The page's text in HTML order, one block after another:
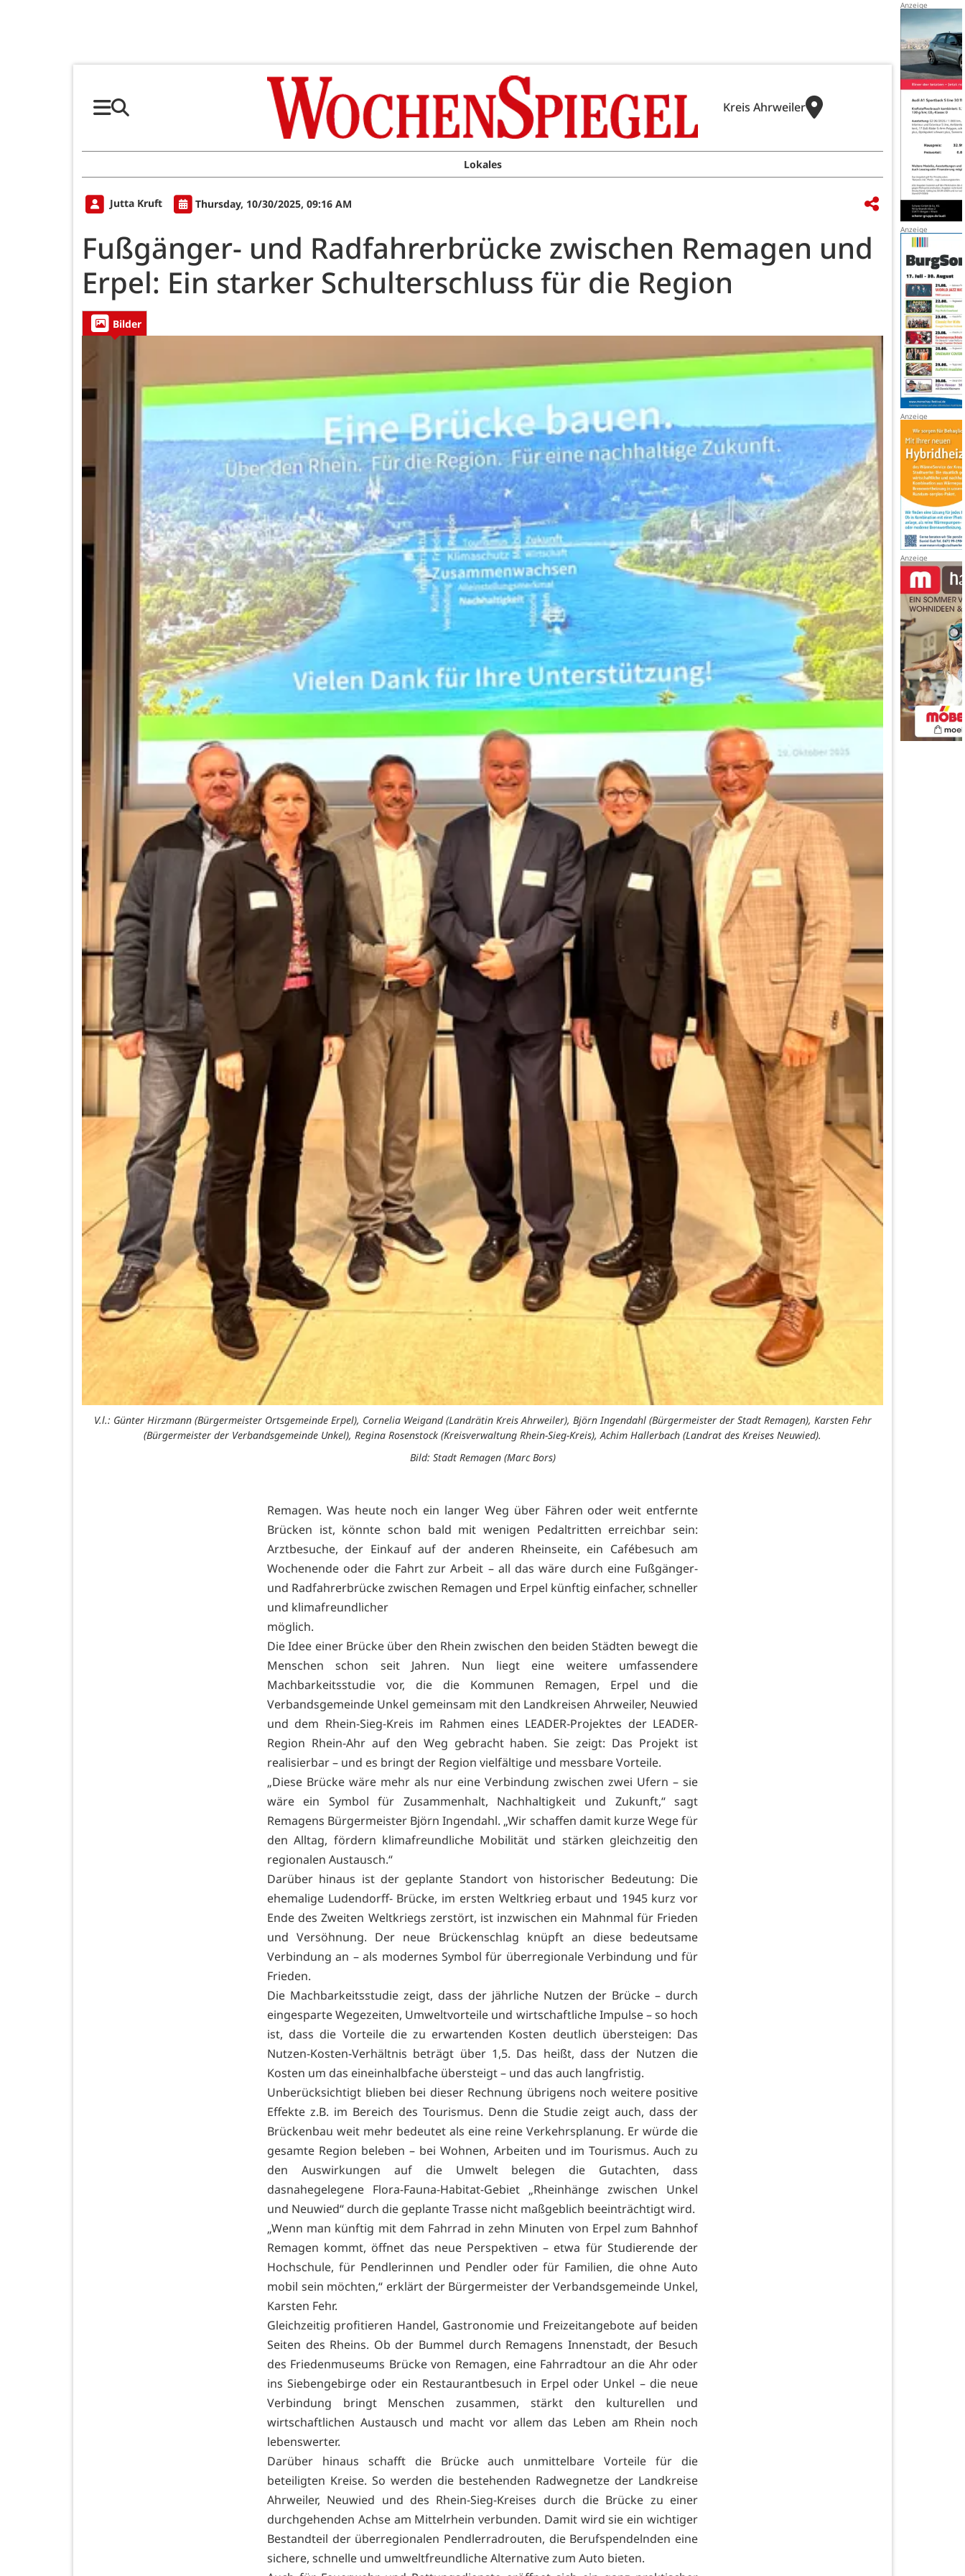
Kreis Ahrweiler
Lokales
Jutta Kruft Thursday, 10/30/2025, 09:16 AM
Fußgänger- und Radfahrerbrücke zwischen Remagen und
Erpel: Ein starker Schulterschluss für die Region
Bilder
V.l.: Günter Hirzmann (Bürgermeister Ortsgemeinde Erpel), Cornelia Weigand (Landrätin Kreis Ahrweiler), Björn Ingendahl (Bürgermeister der Stadt Remagen), Karsten Fehr
(Bürgermeister der Verbandsgemeinde Unkel), Regina Rosenstock (Kreisverwaltung Rhein-Sieg-Kreis), Achim Hallerbach (Landrat des Kreises Neuwied).
Bild: Stadt Remagen (Marc Bors)
Remagen. Was heute noch ein langer Weg über Fähren oder weit entfernte
Brücken ist, könnte schon bald mit wenigen Pedaltritten erreichbar sein:
Arztbesuche, der Einkauf auf der anderen Rheinseite, ein Cafébesuch am
Wochenende oder die Fahrt zur Arbeit – all das wäre durch eine Fußgänger-
und Radfahrerbrücke zwischen Remagen und Erpel künftig einfacher, schneller
und klimafreundlicher
möglich.
Die Idee einer Brücke über den Rhein zwischen den beiden Städten bewegt die
Menschen schon seit Jahren. Nun liegt eine weitere umfassendere
Machbarkeitsstudie vor, die die Kommunen Remagen, Erpel und die
Verbandsgemeinde Unkel gemeinsam mit den Landkreisen Ahrweiler, Neuwied
und dem Rhein-Sieg-Kreis im Rahmen eines LEADER-Projektes der LEADER-
Region Rhein-Ahr auf den Weg gebracht haben. Sie zeigt: Das Projekt ist
realisierbar – und es bringt der Region vielfältige und messbare Vorteile.
„Diese Brücke wäre mehr als nur eine Verbindung zwischen zwei Ufern – sie
wäre ein Symbol für Zusammenhalt, Nachhaltigkeit und Zukunft,“ sagt
Remagens Bürgermeister Björn Ingendahl. „Wir schaffen damit kurze Wege für
den Alltag, fördern klimafreundliche Mobilität und stärken gleichzeitig den
regionalen Austausch.“
Darüber hinaus ist der geplante Standort von historischer Bedeutung: Die
ehemalige Ludendorff- Brücke, im ersten Weltkrieg erbaut und 1945 kurz vor
Ende des Zweiten Weltkriegs zerstört, ist inzwischen ein Mahnmal für Frieden
und Versöhnung. Der neue Brückenschlag knüpft an diese bedeutsame
Verbindung an – als modernes Symbol für überregionale Verbindung und für
Frieden.
Die Machbarkeitsstudie zeigt, dass der jährliche Nutzen der Brücke – durch
eingesparte Wegezeiten, Umweltvorteile und wirtschaftliche Impulse – so hoch
ist, dass die Vorteile die zu erwartenden Kosten deutlich übersteigen: Das
Nutzen-Kosten-Verhältnis beträgt über 1,5. Das heißt, dass der Nutzen die
Kosten um das eineinhalbfache übersteigt – und das auch langfristig.
Unberücksichtigt blieben bei dieser Rechnung übrigens noch weitere positive
Effekte z.B. im Bereich des Tourismus. Denn die Studie zeigt auch, dass der
Brückenbau weit mehr bedeutet als eine reine Verkehrsplanung. Er würde die
gesamte Region beleben – bei Wohnen, Arbeiten und im Tourismus. Auch zu
den Auswirkungen auf die Umwelt belegen die Gutachten, dass
dasnahegelegene Flora-Fauna-Habitat-Gebiet „Rheinhänge zwischen Unkel
und Neuwied“ durch die geplante Trasse nicht maßgeblich beeinträchtigt wird.
„Wenn man künftig mit dem Fahrrad in zehn Minuten von Erpel zum Bahnhof
Remagen kommt, öffnet das neue Perspektiven – etwa für Studierende der
Hochschule, für Pendlerinnen und Pendler oder für Familien, die ohne Auto
mobil sein möchten,“ erklärt der Bürgermeister der Verbandsgemeinde Unkel,
Karsten Fehr.
Gleichzeitig profitieren Handel, Gastronomie und Freizeitangebote auf beiden
Seiten des Rheins. Ob der Bummel durch Remagens Innenstadt, der Besuch
des Friedenmuseums Brücke von Remagen, eine Fahrradtour an die Ahr oder
ins Siebengebirge oder ein Restaurantbesuch in Erpel oder Unkel – die neue
Verbindung bringt Menschen zusammen, stärkt den kulturellen und
wirtschaftlichen Austausch und macht vor allem das Leben am Rhein noch
lebenswerter.
Darüber hinaus schafft die Brücke auch unmittelbare Vorteile für die
beteiligten Kreise. So werden die bestehenden Radwegnetze der Landkreise
Ahrweiler, Neuwied und des Rhein-Sieg-Kreises durch die Brücke zu einer
durchgehenden Achse am Mittelrhein verbunden. Damit wird sie ein wichtiger
Bestandteil der überregionalen Pendlerradrouten, die Berufspendelnden eine
sichere, schnelle und umweltfreundliche Alternative zum Auto bieten.